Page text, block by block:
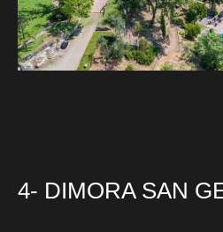
4- DIMORA SAN